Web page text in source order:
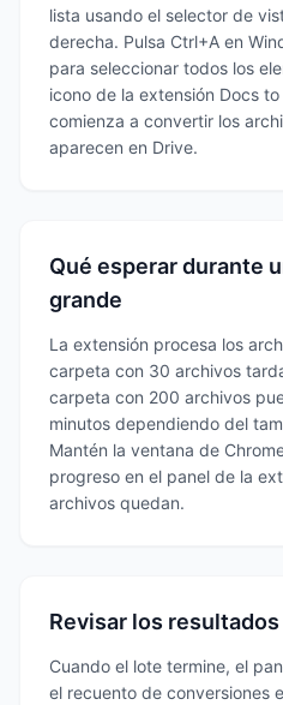
lista usando el selector de
derecha. Pulsa Ctrl+A en
para seleccionar todos los
icono de la extensión Docs
comienza a convertir los
aparecen en Drive.
Qué esperar durante
grande
La extensión procesa los
carpeta con 30 archivos
carpeta con 200 archivos
minutos dependiendo del
Mantén la ventana de
progreso en el panel de la
archivos quedan.
Revisar los resultados
Cuando el lote termine, el
el recuento de conversiones